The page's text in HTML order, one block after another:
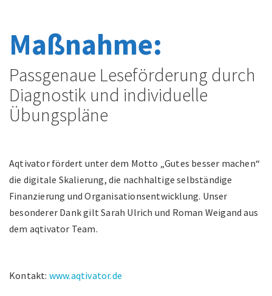
Maßnahme:
Passgenaue Leseförderung durch
Diagnostik und individuelle
Übungspläne
Aqtivator fördert unter dem Motto „Gutes besser machen“
die digitale Skalierung, die nachhaltige selbständige
Finanzierung und Organisationsentwicklung. Unser
besonderer Dank gilt Sarah Ulrich und Roman Weigand aus
dem aqtivator Team.
Kontakt: www.aqtivator.de